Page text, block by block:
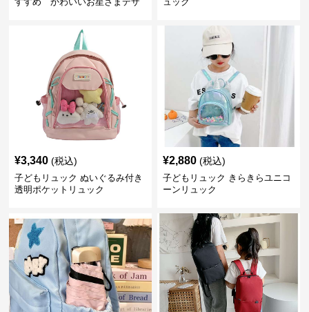
¥3,340 (税込)
子どもリュック ぬいぐるみ付き
透明ポケットリュック
¥2,880 (税込)
子どもリュック きらきらユニコ
ーンリュック